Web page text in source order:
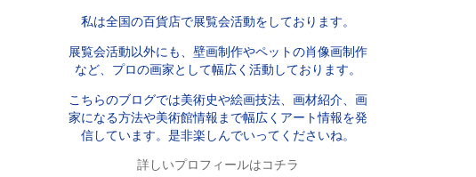
私は全国の百貨店で展覧会活動をしております。
展覧会活動以外にも、壁画制作やペットの肖像画制作
など、プロの画家として幅広く活動しております。
こちらのブログでは美術史や絵画技法、画材紹介、画
家になる方法や美術館情報まで幅広くアート情報を発
信しています。是非楽しんでいってくださいね。
詳しいプロフィールはコチラ